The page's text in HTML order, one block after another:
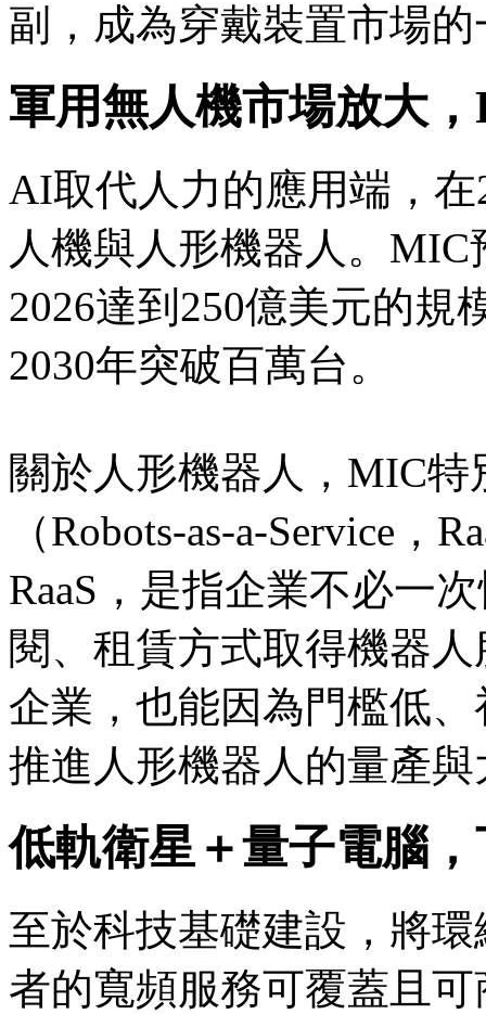
副，成為穿戴裝置市場
軍用無人機市場放大
AI取代人力的應用端，
人機與人形機器人。
2026達到250億美元的規
2030年突破百萬台。
關於人形機器人，MIC
（Robots-as-a-Service，
RaaS，是指企業不必一
閱、租賃方式取得機器
企業，也能因為門檻低
推進人形機器人的量產
低軌衛星＋量子電腦
至於科技基礎建設，將
者的寬頻服務可覆蓋且